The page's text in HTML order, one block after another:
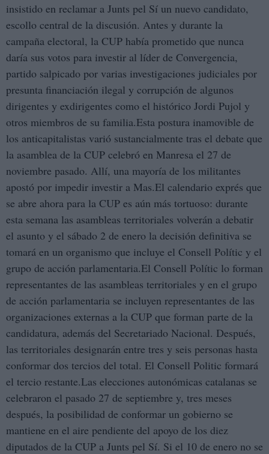
insistido en reclamar a Junts pel Sí un nuevo candidato,
escollo central de la discusión. Antes y durante la
campaña electoral, la CUP había prometido que nunca
daría sus votos para investir al líder de Convergencia,
partido salpicado por varias investigaciones judiciales por
presunta financiación ilegal y corrupción de algunos
dirigentes y exdirigentes como el histórico Jordi Pujol y
otros miembros de su familia.Esta postura inamovible de
los anticapitalistas varió sustancialmente tras el debate que
la asamblea de la CUP celebró en Manresa el 27 de
noviembre pasado. Allí, una mayoría de los militantes
apostó por impedir investir a Mas.El calendario exprés que
se abre ahora para la CUP es aún más tortuoso: durante
esta semana las asambleas territoriales volverán a debatir
el asunto y el sábado 2 de enero la decisión definitiva se
tomará en un organismo que incluye el Consell Polític y el
grupo de acción parlamentaria.El Consell Polític lo forman
representantes de las asambleas territoriales y en el grupo
de acción parlamentaria se incluyen representantes de las
organizaciones externas a la CUP que forman parte de la
candidatura, además del Secretariado Nacional. Después,
las territoriales designarán entre tres y seis personas hasta
conformar dos tercios del total. El Consell Politic formará
el tercio restante.Las elecciones autonómicas catalanas se
celebraron el pasado 27 de septiembre y, tres meses
después, la posibilidad de conformar un gobierno se
mantiene en el aire pendiente del apoyo de los diez
diputados de la CUP a Junts pel Sí. Si el 10 de enero no se